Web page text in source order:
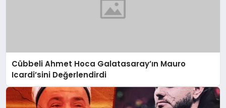
Cübbeli Ahmet Hoca Galatasaray’ın Mauro
Icardi’sini Değerlendirdi